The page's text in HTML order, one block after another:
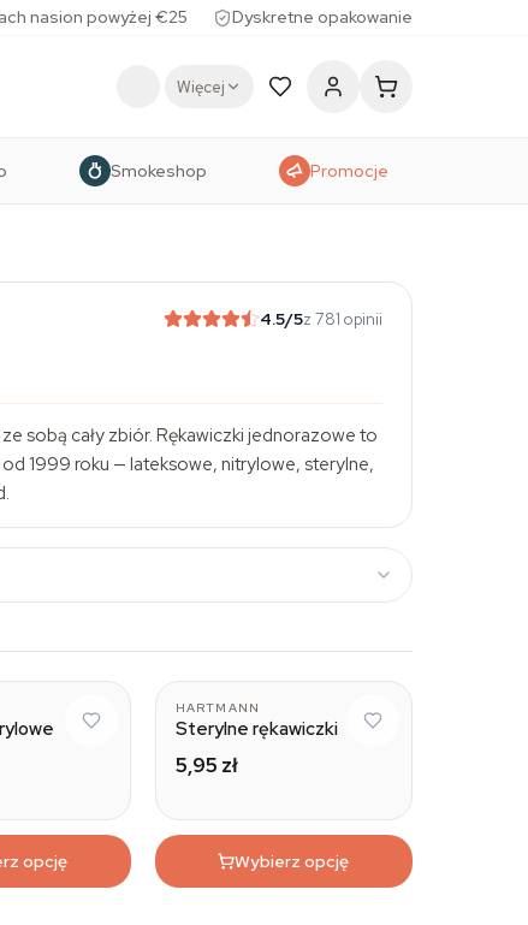
nasion powyżej €25 Dyskretne opakowanie
Więcej
Smokeshop Promocje
4.5/5z 781 opinii
sobą cały zbiór. Rękawiczki jednorazowe to
1999 roku — lateksowe, nitrylowe, sterylne,
opcję
HARTMANN
Sterylne rękawiczki
5,95 zł
Wybierz opcję